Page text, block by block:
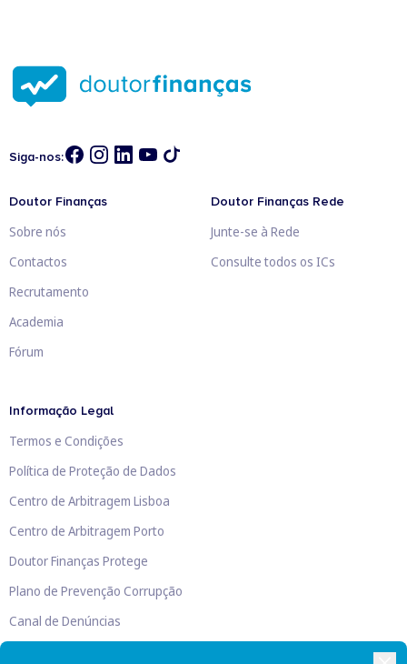
Siga-nos:
Doutor Finanças
Sobre nós
Contactos
Recrutamento
Academia
Fórum
Doutor Finanças Rede
Junte-se à Rede
Consulte todos os ICs
Informação Legal
Termos e Condições
Política de Proteção de Dados
Centro de Arbitragem Lisboa
Centro de Arbitragem Porto
Doutor Finanças Protege
Plano de Prevenção Corrupção
Canal de Denúncias